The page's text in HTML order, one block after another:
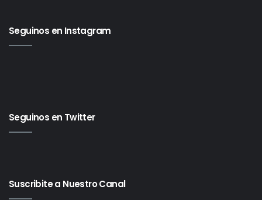
Seguinos en Instagram
Seguinos en Twitter
Suscribite a Nuestro Canal